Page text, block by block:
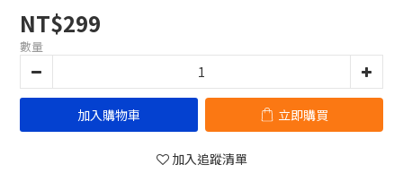
NT$299
數量
加入購物車 立即購買
加入追蹤清單